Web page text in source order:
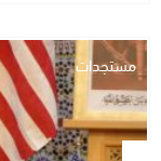
مستجدات